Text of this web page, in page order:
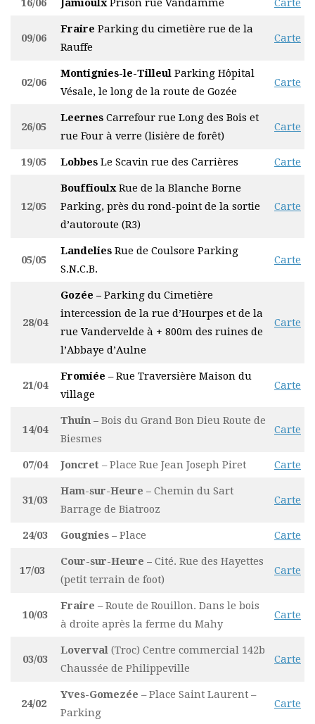
09/06
Fraire Parking du cimetière rue de la
Rauffe
Carte
02/06
Montignies-le-Tilleul Parking Hôpital
Vésale, le long de la route de Gozée
Carte
26/05
Leernes Carrefour rue Long des Bois et
rue Four à verre (lisière de forêt)
Carte
19/05 Lobbes Le Scavin rue des Carrières Carte
12/05
Bouffioulx Rue de la Blanche Borne
Parking, près du rond-point de la sortie
d’autoroute (R3)
Carte
05/05
Landelies Rue de Coulsore Parking
S.N.C.B.
Carte
28/04
Gozée – Parking du Cimetière
intercession de la rue d’Hourpes et de la
rue Vandervelde à + 800m des ruines de
l’Abbaye d’Aulne
Carte
21/04
Fromiée – Rue Traversière Maison du
village
Carte
14/04
Thuin – Bois du Grand Bon Dieu Route de
Biesmes
Carte
07/04 Joncret – Place Rue Jean Joseph Piret Carte
31/03
Ham-sur-Heure – Chemin du Sart
Barrage de Biatrooz
Carte
24/03 Gougnies – Place Carte
17/03
Cour-sur-Heure – Cité. Rue des Hayettes
(petit terrain de foot)
Carte
10/03
Fraire – Route de Rouillon. Dans le bois
à droite après la ferme du Mahy
Carte
03/03
Loverval (Troc) Centre commercial 142b
Chaussée de Philippeville
Carte
24/02
Yves-Gomezée – Place Saint Laurent –
Parking
Carte